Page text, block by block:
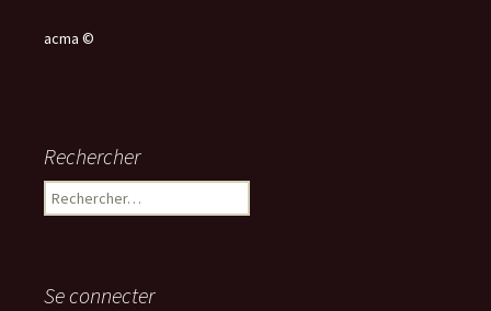
acma ©
Rechercher
Rechercher :
Se connecter